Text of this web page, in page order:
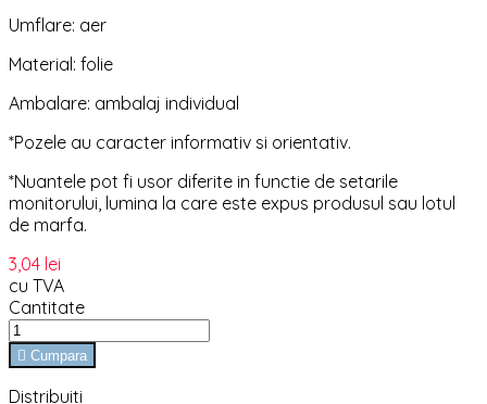
Umflare: aer
Material: folie
Ambalare: ambalaj individual
*Pozele au caracter informativ si orientativ.
*Nuantele pot fi usor diferite in functie de setarile
monitorului, lumina la care este expus produsul sau lotul
de marfa.
3,04 lei
cu TVA
Cantitate
 Cumpara
Distribuiti